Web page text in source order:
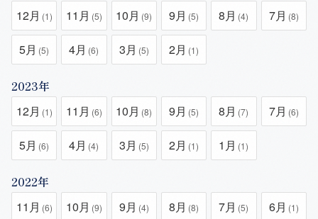
12月 (1) 11月 (5) 10月 (9) 9月 (5) 8月 (4) 7月 (8)
5月 (5) 4月 (6) 3月 (5) 2月 (1)
2023年
12月 (1) 11月 (6) 10月 (8) 9月 (5) 8月 (7) 7月 (6)
5月 (6) 4月 (4) 3月 (5) 2月 (1) 1月 (1)
2022年
11月 (6) 10月 (9) 9月 (4) 8月 (8) 7月 (5) 6月 (1)